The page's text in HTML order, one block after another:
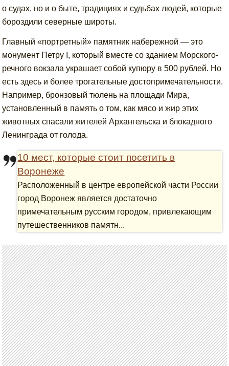
о судах, но и о быте, традициях и судьбах людей, которые
бороздили северные широты.
Главный «портретный» памятник набережной — это
монумент Петру I, который вместе со зданием Морского-
речного вокзала украшает собой купюру в 500 рублей. Но
есть здесь и более трогательные достопримечательности.
Например, бронзовый тюлень на площади Мира,
установленный в память о том, как мясо и жир этих
животных спасали жителей Архангельска и блокадного
Ленинграда от голода.
10 мест, которые стоит посетить в
Воронеже
Расположенный в центре европейской части России
город Воронеж является достаточно
примечательным русским городом, привлекающим
путешественников памятн...